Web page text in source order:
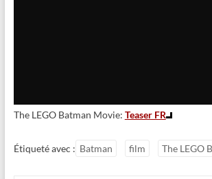
The LEGO Batman Movie: Teaser FR
Étiqueté avec : Batman film The LEGO